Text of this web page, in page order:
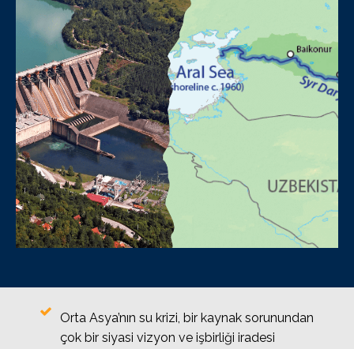
Orta Asya’nın su krizi, bir kaynak sorunundan
çok bir siyasi vizyon ve işbirliği iradesi